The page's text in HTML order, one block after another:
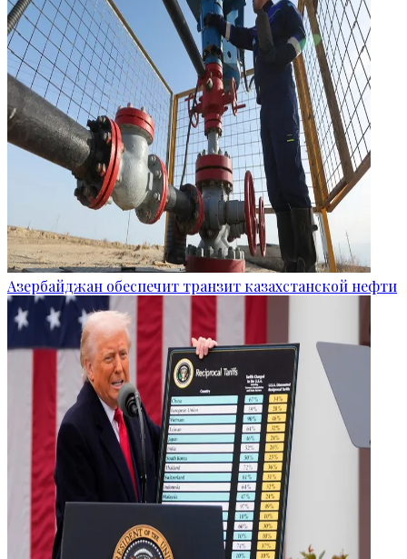
Азербайджан обеспечит транзит казахстанской нефти